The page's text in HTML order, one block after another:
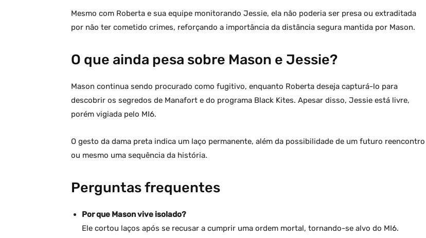
Mesmo com Roberta e sua equipe monitorando Jessie, ela não poderia ser presa ou extraditada
por não ter cometido crimes, reforçando a importância da distância segura mantida por Mason.
O que ainda pesa sobre Mason e Jessie?
Mason continua sendo procurado como fugitivo, enquanto Roberta deseja capturá-lo para
descobrir os segredos de Manafort e do programa Black Kites. Apesar disso, Jessie está livre,
porém vigiada pelo MI6.
O gesto da dama preta indica um laço permanente, além da possibilidade de um futuro reencontro
ou mesmo uma sequência da história.
Perguntas frequentes
Por que Mason vive isolado?
Ele cortou laços após se recusar a cumprir uma ordem mortal, tornando-se alvo do MI6.